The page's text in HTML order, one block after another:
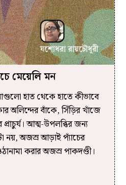
মেয়েলি মন
হাত থেকে হাতে কীভাবে
অলিন্দের বাঁকে, সিঁড়ির খাঁজে
আত্ম-উপলব্ধির জন্য
নয়, অজস্র আড়াই প্যাঁচের
করার অজস্র পাকদণ্ডী।